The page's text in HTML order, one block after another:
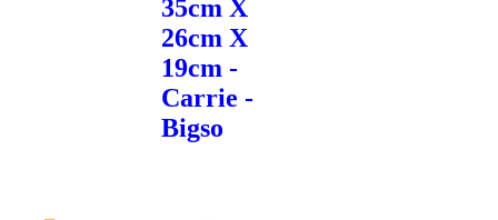
35cm X
26cm X
19cm -
Carrie -
Bigso